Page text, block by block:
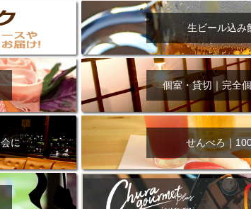
ヒージョ アサヒ 割烹 女性専用トイレあり
ー ホルモン(もつ) 炭火焼 ペイディ（給料日）
ンバール 食べ放題 動物カフェ＆バー 屋富祖地
辺 アジア・エスニック 熱燗 生け簀 獺祭
(15名以下から) 島野菜 しゃぶしゃぶ パクチー
ビスビール ウェディング 58KACHA-SEA
バイ
リコ豚 山盛、メガ盛り つけ麺 日本そば 冬
き・もんじゃ オーガニック プレミアムフライデー
ング フルーツハイボール 飲み比べセット 首里
特典 おばんざい チーズタッカルビ 奥武山公園
生ビール込み
個室・貸切｜完全
に せんべろ｜